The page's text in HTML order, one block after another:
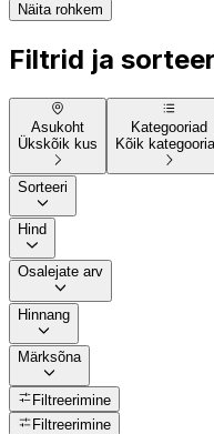
Näita rohkem
Filtrid ja
Asukoht
Ükskõik kus
Kategooriad
Kõik
Sorteeri
Hind
Osalejate arv
Hinnang
Märksõna
Filtreerimine
Filtreerimine